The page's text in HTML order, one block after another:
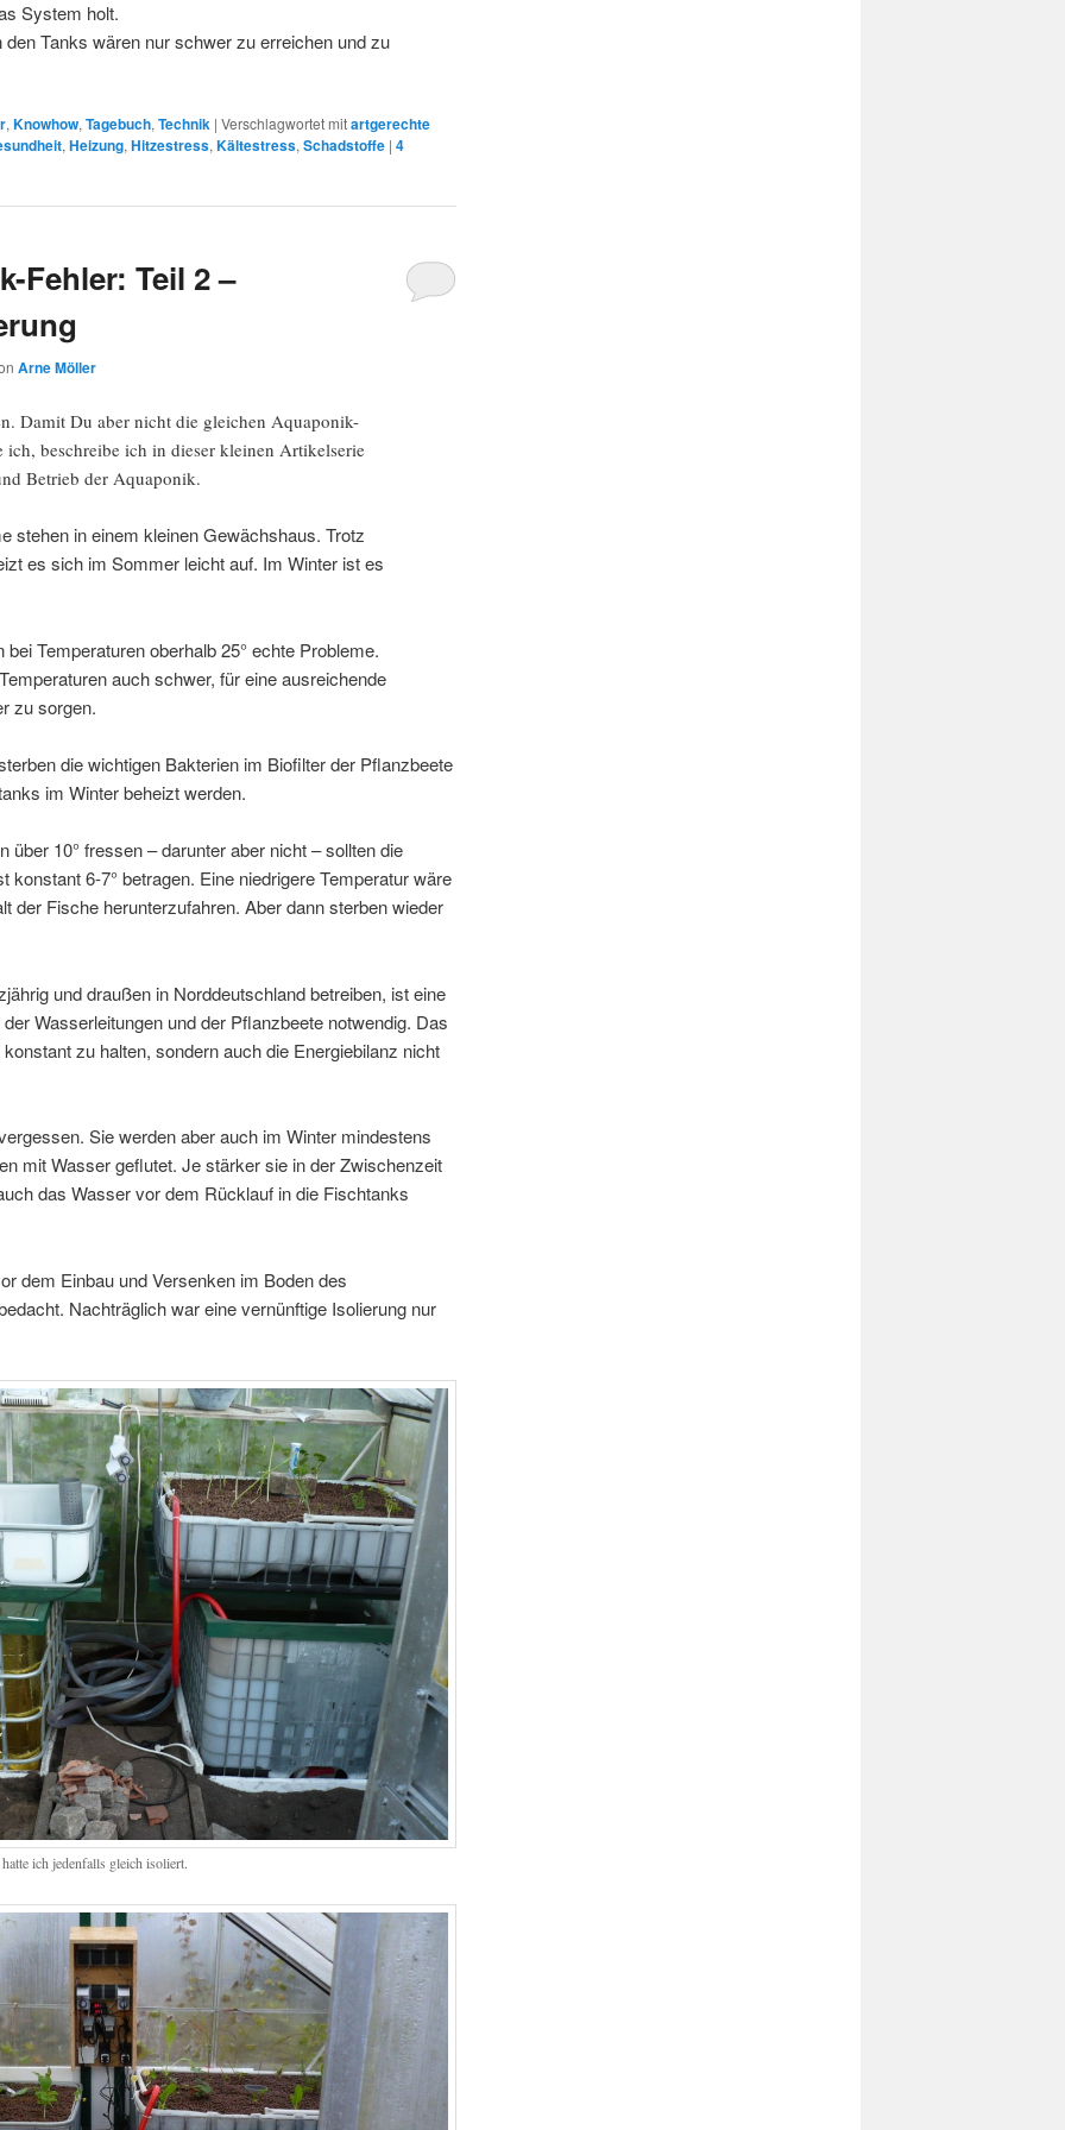
System holt.
Tanks wären nur schwer zu erreichen und zu
, Knowhow, Tagebuch, Technik | Verschlagwortet mitartgerechte
, Heizung, Hitzestress, Kältestress, Schadstoffe | 4
Fehler: Teil 2 –
Arne Möller
Damit Du aber nicht die gleichen Aquaponik-
ich, beschreibe ich in dieser kleinen Artikelserie
Betrieb der Aquaponik.
stehen in einem kleinen Gewächshaus. Trotz
es sich im Sommer leicht auf. Im Winter ist es
Temperaturen oberhalb 25° echte Probleme.
auch schwer, für eine ausreichende
zu sorgen.
die wichtigen Bakterien im Biofilter der Pflanzbeete
im Winter beheizt werden.
über 10° fressen – darunter aber nicht – sollten die
konstant 6-7° betragen. Eine niedrigere Temperatur wäre
der Fische herunterzufahren. Aber dann sterben wieder
und draußen in Norddeutschland betreiben, ist eine
Wasserleitungen und der Pflanzbeete notwendig. Das
zu halten, sondern auch die Energiebilanz nicht
Sie werden aber auch im Winter mindestens
mit Wasser geflutet. Je stärker sie in der Zwischenzeit
das Wasser vor dem Rücklauf in die Fischtanks
dem Einbau und Versenken im Boden des
Nachträglich war eine vernünftige Isolierung nur
ich jedenfalls gleich isoliert.